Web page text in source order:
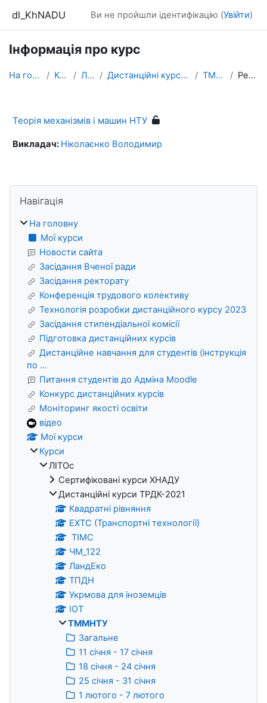
dl_KhNADU Ви не пройшли ідентифікацію (Увійти)
Інформація про курс
На головну Курси ЛІТОс Дистанційні курси ТРДК-2021 ТММНТУ Резюме
Теорія механізмів і машин НТУ
Викладач: Ніколаєнко Володимир
Блоки
Навігація
На головну
Мої курси
Новости сайта
Засідання Вченої ради
Засідання ректорату
Конференція трудового колективу
Технологія розробки дистанційного курсу 2023
Засідання стипендіальної комісії
Підготовка дистанційних курсів
Дистанційне навчання для студентів (інструкція
по ...
Питання студентів до Адміна Moodle
Конкурс дистанційних курсів
Моніторинг якості освіти
відео
Мої курси
Курси
ЛІТОс
Сертифіковані курси ХНАДУ
Дистанційні курси ТРДК-2021
Квадратні рівняння
ЕХТС (Транспортні технології)
ТІМС
ЧМ_122
ЛандЕко
ТПДН
Укрмова для іноземців
ІОТ
ТММНТУ
Загальне
11 січня - 17 січня
18 січня - 24 січня
25 січня - 31 січня
1 лютого - 7 лютого